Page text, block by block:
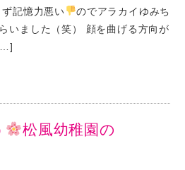
記憶力悪い
のでアラカイゆみち
いました（笑） 顔を曲げる方向が
松風幼稚園の